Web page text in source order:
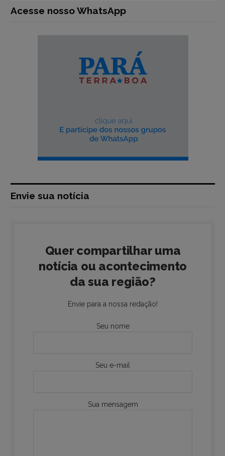
Acesse nosso WhatsApp
Envie sua notícia
Quer compartilhar uma
notícia ou acontecimento
da sua região?
Envie para a nossa redação!
Seu nome
Seu e-mail
Sua mensagem